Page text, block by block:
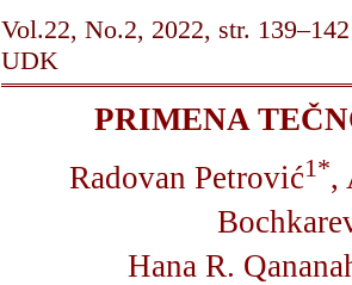
Vol.22, No.2, 2022, str. 139–142
UDK
PRIMENA
Radovan Petrović1*,
Hana R.